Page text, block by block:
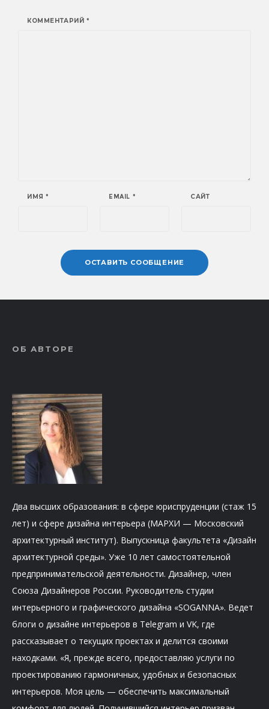
КОММЕНТАРИЙ*
ИМЯ* EMAIL * САЙТ
ОБ АВТОРЕ
Два высших образования: в сфере юриспруденции (стаж 15
лет) и сфере дизайна интерьера (МАРХИ — Московский
архитектурный институт). Выпускница факультета «Дизайн
архитектурной среды». Уже 10 лет самостоятельной
предпринимательской деятельности. Дизайнер, член
Союза Дизайнеров России. Руководитель студии
интерьерного и графического дизайна «SOGANNA». Ведет
блоги о дизайне интерьеров в Telegram и VK, где
рассказывает о текущих проектах и делится своими
находками. «Я, прежде всего, предоставляю услуги по
проектированию гармоничных, удобных и безопасных
интерьеров. Моя цель — обеспечить максимальный